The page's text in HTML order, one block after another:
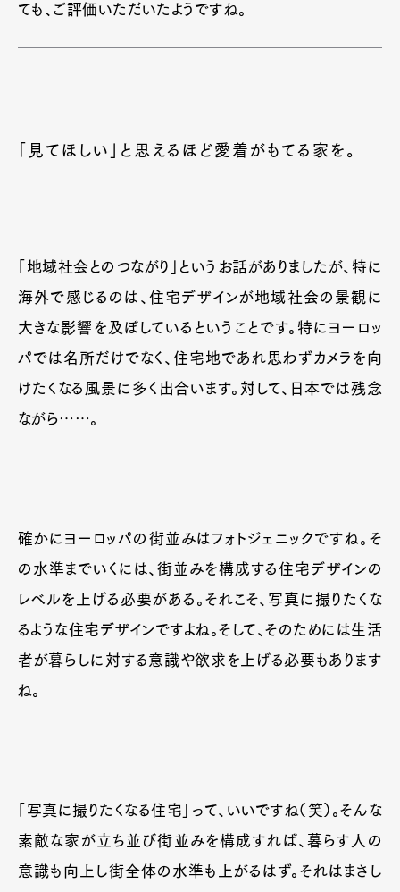
ても、ご評価いただいたようですね。
「見てほしい」と思えるほど愛着がもてる家を。
「地域社会とのつながり」というお話がありましたが、特に
海外で感じるのは、住宅デザインが地域社会の景観に
大きな影響を及ぼしているということです。特にヨーロッ
パでは名所だけでなく、住宅地であれ思わずカメラを向
けたくなる風景に多く出合います。対して、日本では残念
ながら……。
確かにヨーロッパの街並みはフォトジェニックですね。そ
の水準までいくには、街並みを構成する住宅デザインの
レベルを上げる必要がある。それこそ、写真に撮りたくな
るような住宅デザインですよね。そして、そのためには生活
者が暮らしに対する意識や欲求を上げる必要もあります
ね。
「写真に撮りたくなる住宅」って、いいですね（笑）。そんな
素敵な家が立ち並び街並みを構成すれば、暮らす人の
意識も向上し街全体の水準も上がるはず。それはまさし